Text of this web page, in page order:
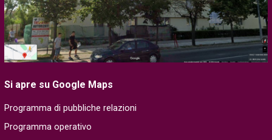
Si apre su Google Maps
Programma di pubbliche relazioni
Programma operativo